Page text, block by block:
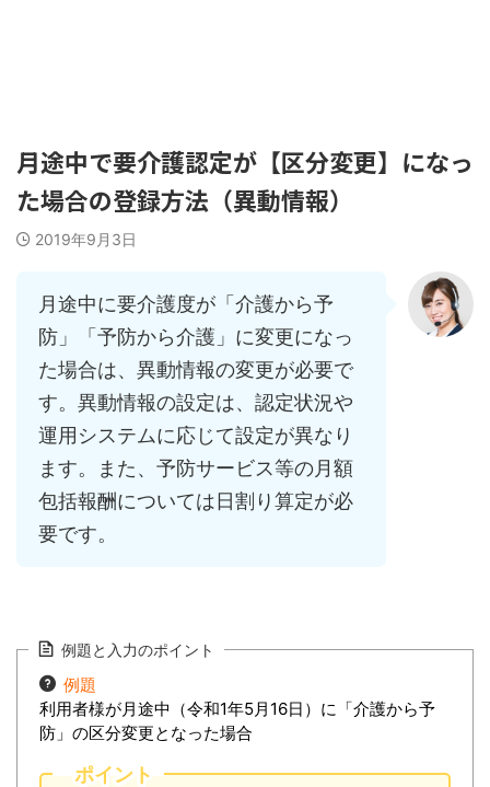
月途中で要介護認定が【区分変更】になっ
た場合の登録方法（異動情報）
2019年9月3日
月途中に要介護度が「介護から予
防」「予防から介護」に変更になっ
た場合は、異動情報の変更が必要で
す。異動情報の設定は、認定状況や
運用システムに応じて設定が異なり
ます。また、予防サービス等の月額
包括報酬については日割り算定が必
要です。
例題と入力のポイント
例題
利用者様が月途中（令和1年5月16日）に「介護から予
防」の区分変更となった場合
ポイント